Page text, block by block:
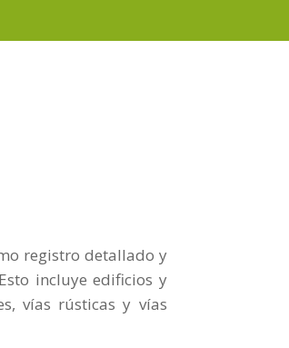
registro detallado y
incluye edificios y
vías rústicas y vías